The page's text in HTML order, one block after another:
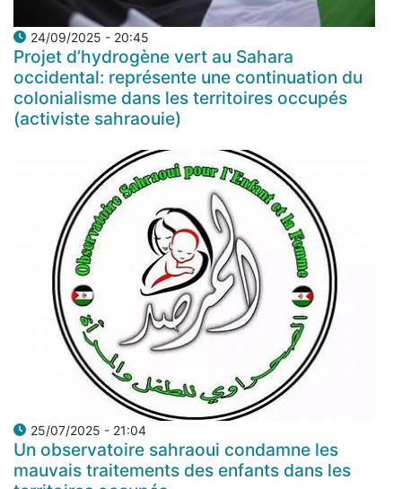
24/09/2025 - 20:45
Projet d’hydrogène vert au Sahara
occidental: représente une continuation du
colonialisme dans les territoires occupés
(activiste sahraouie)
25/07/2025 - 21:04
Un observatoire sahraoui condamne les
mauvais traitements des enfants dans les